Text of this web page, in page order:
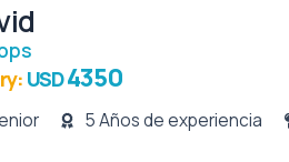
USD4350
5 Años de experiencia